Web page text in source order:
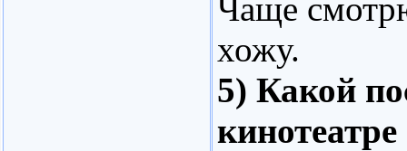
Чаще
хожу.
5) Какой